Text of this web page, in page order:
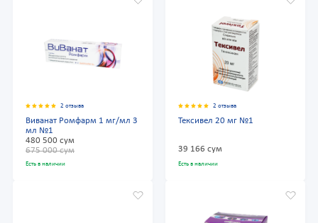
2 отзыва
Виванат Ромфарм 1 мг/мл 3
мл №1
480 500 сум
675 000 сум
Есть в наличии
2 отзыва
Тексивел 20 мг №1
39 166 сум
Есть в наличии